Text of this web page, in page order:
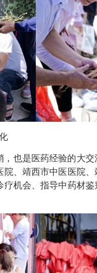
也是医药经验的大
、靖西市中医医院
机会、指导中药材